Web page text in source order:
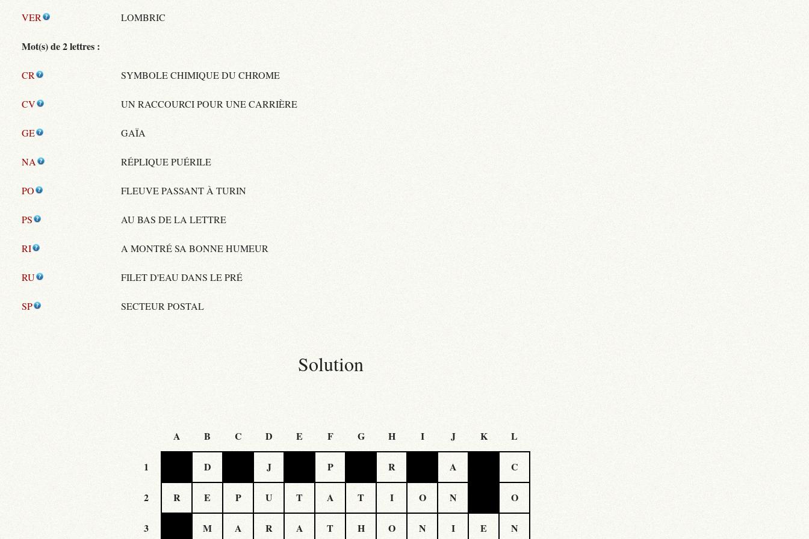
VER LOMBRIC
Mot(s) de 2 lettres :
CR SYMBOLE CHIMIQUE DU CHROME
CV UN RACCOURCI POUR UNE CARRIÈRE
GE GAÏA
NA RÉPLIQUE PUÉRILE
PO FLEUVE PASSANT À TURIN
PS AU BAS DE LA LETTRE
RI A MONTRÉ SA BONNE HUMEUR
RU FILET D'EAU DANS LE PRÉ
SP SECTEUR POSTAL
Solution
A B C D E F G H I J K L
1 D J P R A C
2 R E P U T A T I O N O
3 M A R A T H O N I E N